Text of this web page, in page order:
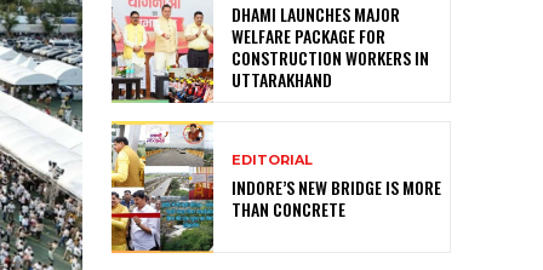
DHAMI LAUNCHES MAJOR
WELFARE PACKAGE FOR
CONSTRUCTION WORKERS IN
UTTARAKHAND
EDITORIAL
INDORE’S NEW BRIDGE IS MORE
THAN CONCRETE